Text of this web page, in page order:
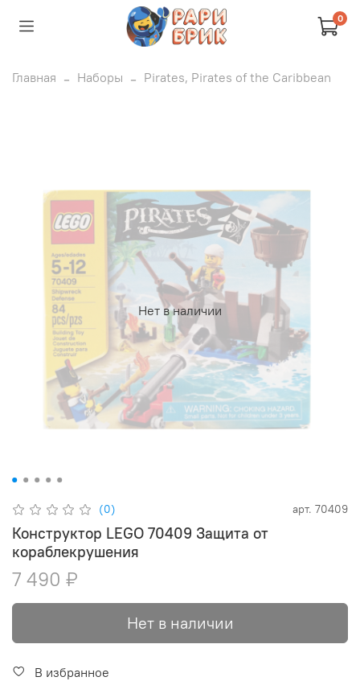
0
Главная Наборы Pirates, Pirates of the Caribbean
Нет в наличии
(0) арт. 70409
Конструктор LEGO 70409 Защита от
кораблекрушения
7 490 ₽
Нет в наличии
В избранное